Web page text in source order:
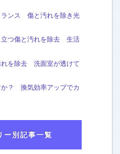
ランス 傷と汚れを除き光
立つ傷と汚れを除去 生活
を除去 洗面室が透けて
？ 換気効率アップでカ
ー別記事一覧